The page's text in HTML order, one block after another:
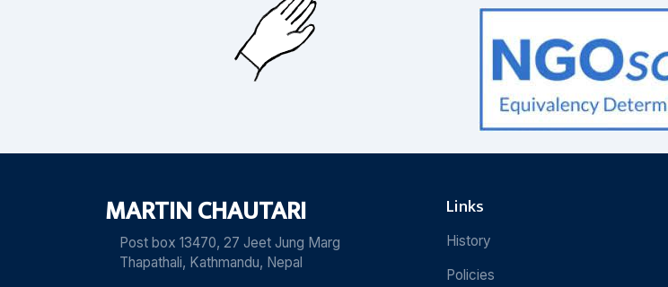
MARTIN CHAUTARI
Post box 13470, 27 Jeet Jung Marg
Thapathali, Kathmandu, Nepal
Links
History
Policies